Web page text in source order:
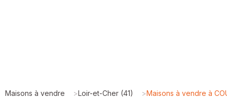
Maisons à vendre >Loir-et-Cher (41) >Maisons à vendre à